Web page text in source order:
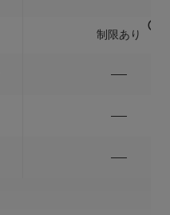
制限あり